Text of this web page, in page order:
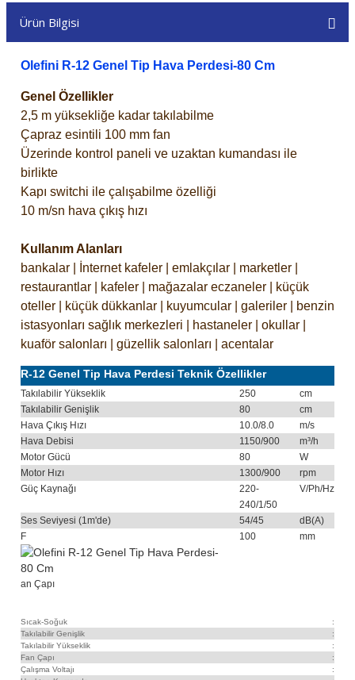
Ürün Bilgisi
Olefini R-12 Genel Tip Hava Perdesi-80 Cm
Genel Özellikler
2,5 m yüksekliğe kadar takılabilme
Çapraz esintili 100 mm fan
Üzerinde kontrol paneli ve uzaktan kumandası ile
birlikte
Kapı switchi ile çalışabilme özelliği
10 m/sn hava çıkış hızı
Kullanım Alanları
bankalar | İnternet kafeler | emlakçılar | marketler |
restaurantlar | kafeler | mağazalar eczaneler | küçük
oteller | küçük dükkanlar | kuyumcular | galeriler | benzin
istasyonları sağlık merkezleri | hastaneler | okullar |
kuaför salonları | güzellik salonları | acentalar
R-12 Genel Tip Hava Perdesi Teknik Özellikler
Takılabilir Yükseklik 250
cm
Takılabilir Genişlik
80
cm
Hava Çıkış Hızı
10.0/8.0
m/s
Hava Debisi
1150/900
m³/h
Motor Gücü
80
W
Motor Hızı
1300/900
rpm
Güç Kaynağı
220-
240/1/50
V/Ph/Hz
Ses Seviyesi (1m'de) 54/45
dB(A)
F
an Çapı
100 mm
Sıcak-Soğuk :
Takılabilir Genişlik
:
Takılabilir Yükseklik
:
Fan Çapı
:
Çalışma Voltajı
: